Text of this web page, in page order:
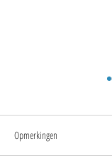
Opmerkingen